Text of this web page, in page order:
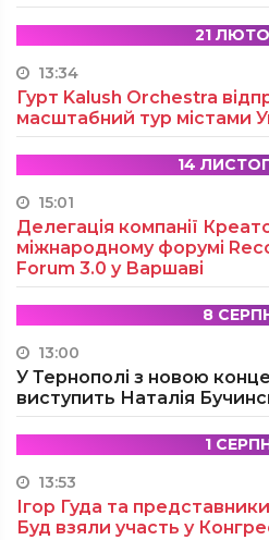
21
13:34
Гурт Kalush Orchestra
масштабний тур містами
14
15:01
Делегація компанії
міжнародному форумі
Forum 3.0 у Варшаві
8
13:00
У Тернополі з новою
виступить Наталія
1
13:53
Ігор Гуда та
Буд взяли участь у